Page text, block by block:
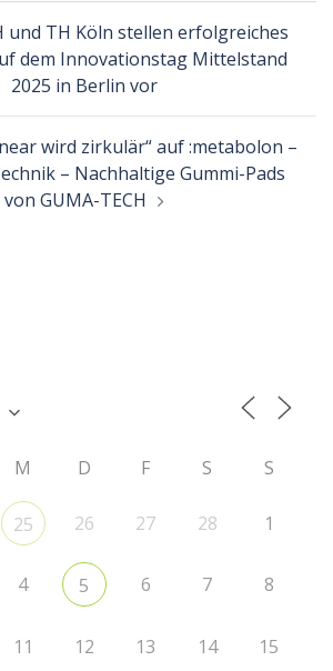
und TH Köln stellen erfolgreiches
dem Innovationstag Mittelstand
2025 in Berlin vor
wird zirkulär“ auf :metabolon –
– Nachhaltige Gummi-Pads
von GUMA-TECH
M D F S S
25 26 27 28 1
4 5 6 7 8
11 12 13 14 15